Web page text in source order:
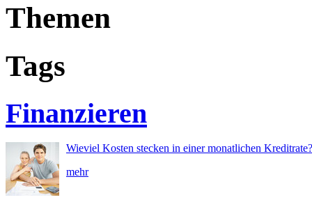
Themen
Tags
Finanzieren
Wieviel Kosten stecken in einer monatlichen
mehr